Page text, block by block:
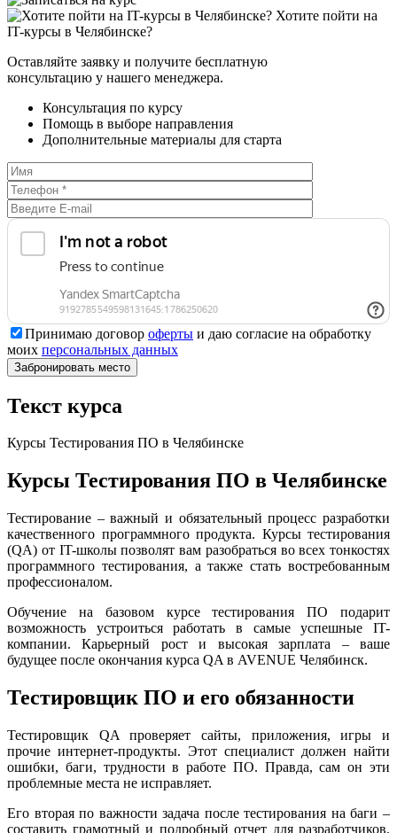
Хотите пойти на
IT-курсы в Челябинске?
Оставляйте заявку и получите бесплатную
консультацию у нашего менеджера.
Консультация по курсу
Помощь в выборе направления
Дополнительные материалы для старта
Принимаю договор оферты и даю согласие на обработку
моих персональных данных
Текст курса
Курсы Тестирования ПО в Челябинске
Курсы Тестирования ПО в Челябинске
Тестирование – важный и обязательный процесс разработки
качественного программного продукта. Курсы тестирования
(QA) от IT-школы позволят вам разобраться во всех тонкостях
программного тестирования, а также стать востребованным
профессионалом.
Обучение на базовом курсе тестирования ПО подарит
возможность устроиться работать в самые успешные IT-
компании. Карьерный рост и высокая зарплата – ваше
будущее после окончания курса QA в AVENUE Челябинск.
Тестировщик ПО и его обязанности
Тестировщик QA проверяет сайты, приложения, игры и
прочие интернет-продукты. Этот специалист должен найти
ошибки, баги, трудности в работе ПО. Правда, сам он эти
проблемные места не исправляет.
Его вторая по важности задача после тестирования на баги –
составить грамотный и подробный отчет для разработчиков.